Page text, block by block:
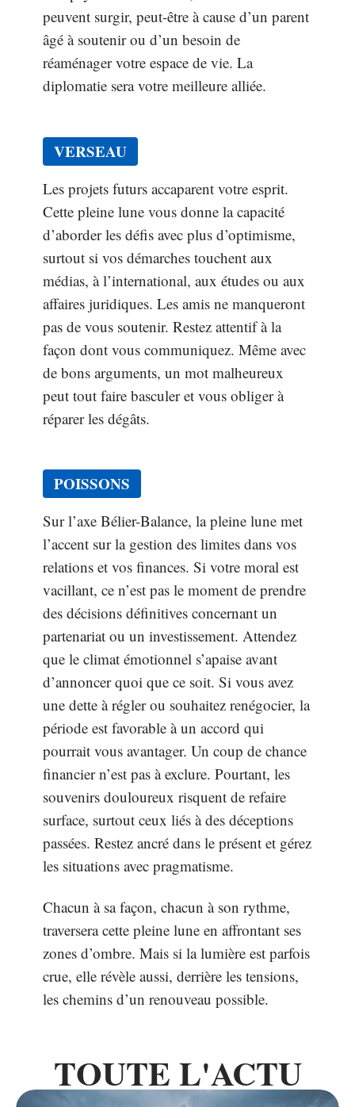
peuvent surgir, peut-être à cause d’un parent
âgé à soutenir ou d’un besoin de
réaménager votre espace de vie. La
diplomatie sera votre meilleure alliée.
VERSEAU
Les projets futurs accaparent votre esprit.
Cette pleine lune vous donne la capacité
d’aborder les défis avec plus d’optimisme,
surtout si vos démarches touchent aux
médias, à l’international, aux études ou aux
affaires juridiques. Les amis ne manqueront
pas de vous soutenir. Restez attentif à la
façon dont vous communiquez. Même avec
de bons arguments, un mot malheureux
peut tout faire basculer et vous obliger à
réparer les dégâts.
POISSONS
Sur l’axe Bélier-Balance, la pleine lune met
l’accent sur la gestion des limites dans vos
relations et vos finances. Si votre moral est
vacillant, ce n’est pas le moment de prendre
des décisions définitives concernant un
partenariat ou un investissement. Attendez
que le climat émotionnel s’apaise avant
d’annoncer quoi que ce soit. Si vous avez
une dette à régler ou souhaitez renégocier, la
période est favorable à un accord qui
pourrait vous avantager. Un coup de chance
financier n’est pas à exclure. Pourtant, les
souvenirs douloureux risquent de refaire
surface, surtout ceux liés à des déceptions
passées. Restez ancré dans le présent et gérez
les situations avec pragmatisme.
Chacun à sa façon, chacun à son rythme,
traversera cette pleine lune en affrontant ses
zones d’ombre. Mais si la lumière est parfois
crue, elle révèle aussi, derrière les tensions,
les chemins d’un renouveau possible.
TOUTE L'ACTU